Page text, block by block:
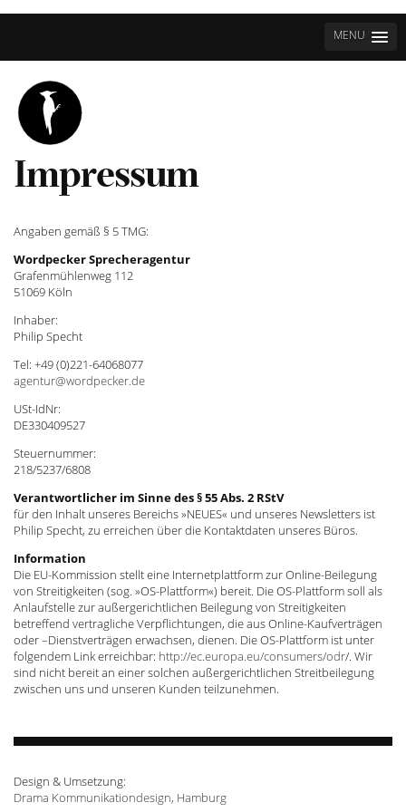
MENU
Impressum
Angaben gemäß § 5 TMG:
Wordpecker Sprecheragentur
Grafenmühlenweg 112
51069 Köln
Inhaber:
Philip Specht
Tel: +49 (0)221-64068077
agentur@wordpecker.de
USt-IdNr:
DE330409527
Steuernummer:
218/5237/6808
Verantwortlicher im Sinne des § 55 Abs. 2 RStV
für den Inhalt unseres Bereichs »NEUES« und unseres Newsletters ist
Philip Specht, zu erreichen über die Kontaktdaten unseres Büros.
Information
Die EU-Kommission stellt eine Internetplattform zur Online-Beilegung
von Streitigkeiten (sog. »OS-Plattform«) bereit. Die OS-Plattform soll als
Anlaufstelle zur außergerichtlichen Beilegung von Streitigkeiten
betreffend vertragliche Verpflichtungen, die aus Online-Kaufverträgen
oder –Dienstverträgen erwachsen, dienen. Die OS-Plattform ist unter
folgendem Link erreichbar: http://ec.europa.eu/consumers/odr/. Wir
sind nicht bereit an einer solchen außergerichtlichen Streitbeilegung
zwischen uns und unseren Kunden teilzunehmen.
Design & Umsetzung:
Drama Kommunikationdesign, Hamburg